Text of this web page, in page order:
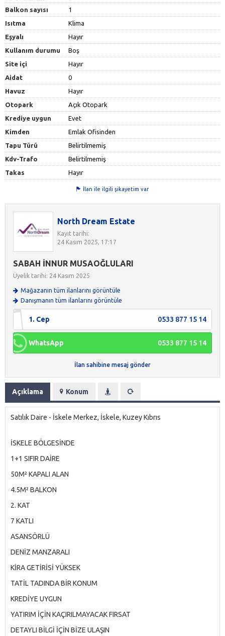
Balkon sayısı
1
Isıtma
Klima
Eşyalı
Hayır
Kullanım durumu
Boş
Site içi
Hayır
Aidat
0
Havuz
Hayır
Otopark
Açık Otopark
Krediye uygun
Evet
Kimden
Emlak Ofisinden
Tapu Türü
Belirtilmemiş
Kdv-Trafo
Belirtilmemiş
Takas
Hayır
İlan ile ilgili şikayetim var
North Dream Estate
Kayıt tarihi:
24 Kasım 2025, 17:17
SABAH İNNUR MUSAOĞLULARI
Üyelik tarihi: 24 Kasım 2025
Mağazanın tüm ilanlarını görüntüle
Danışmanın tüm ilanlarını görüntüle
1. Cep 0533 877 15 14
WhatsApp 0533 877 15 14
İlan sahibine mesaj gönder
Açıklama Konum
Satılık Daire - İskele Merkez, İskele, Kuzey Kıbrıs
İSKELE BÖLGESİNDE
1+1 SIFIR DAİRE
50M² KAPALI ALAN
4.5M² BALKON
2. KAT
7 KATLI
ASANSÖRLÜ
DENİZ MANZARALI
KİRA GETİRİSİ YÜKSEK
TATİL TADINDA BİR KONUM
KREDİYE UYGUN
YATIRIM İÇİN KAÇIRILMAYACAK FIRSAT
DETAYLI BİLGİ İÇİN BİZE ULAŞIN